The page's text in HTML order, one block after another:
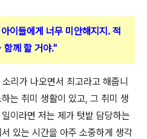
이들에게 너무 미안해지지. 적
함께 할 거야."
리가 나오면서 최고라고 해줍니
는 취미 생활이 있고, 그 취미 생
이라면 저는 제가 텃밭 담당하는
있는 시간을 아주 소중하게 생각